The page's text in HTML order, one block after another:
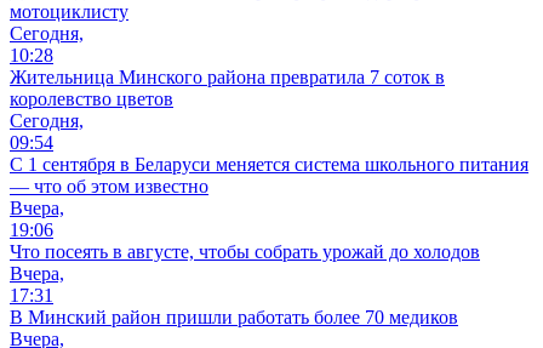
мотоциклисту
Сегодня,
10:28
Жительница Минского района превратила 7 соток в
королевство цветов
Сегодня,
09:54
С 1 сентября в Беларуси меняется система школьного питания
— что об этом известно
Вчера,
19:06
Что посеять в августе, чтобы собрать урожай до холодов
Вчера,
17:31
В Минский район пришли работать более 70 медиков
Вчера,